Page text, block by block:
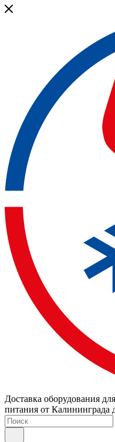
Доставка оборудования
питания от Калининграда